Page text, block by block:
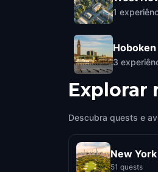
1
Hoboken
3
Explorar
Descubra quests e
New
51 quests